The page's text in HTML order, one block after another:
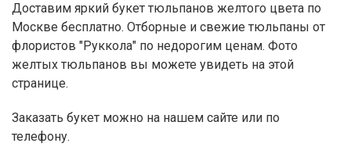
Доставим яркий букет тюльпанов желтого цвета по
Москве бесплатно. Отборные и свежие тюльпаны от
флористов "Руккола" по недорогим ценам. Фото
желтых тюльпанов вы можете увидеть на этой
странице.
Заказать букет можно на нашем сайте или по
телефону.